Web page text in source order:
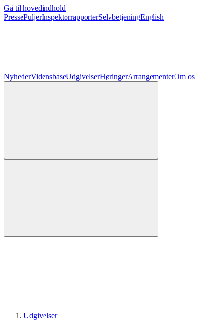
Gå til hovedindhold
PressePuljerInspektorrapporterSelvbetjeningEnglish
NyhederVidensbaseUdgivelserHøringerArrangementerOm os
Udgivelser